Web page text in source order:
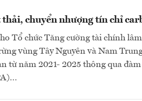
chuyển nhượng tín chỉ
Tổ chức Tăng cường tài chính
vùng Tây Nguyên và Nam
từ năm 2021- 2025 thông qua